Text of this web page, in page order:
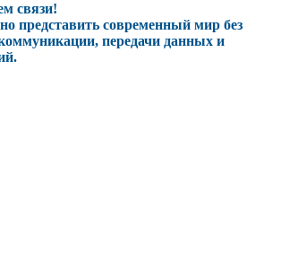
связи!
представить современный мир без
передачи данных и